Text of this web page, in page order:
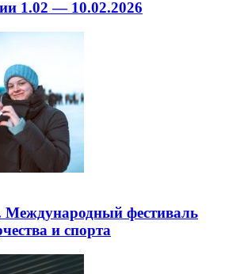
1.02 — 10.02.2026
Международный фестиваль
и спорта